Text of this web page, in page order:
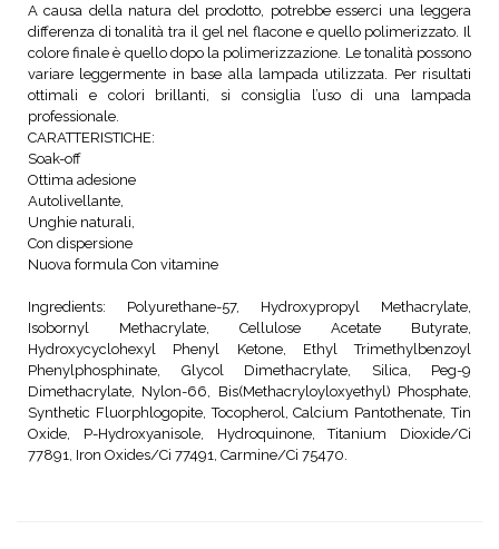
A causa della natura del prodotto, potrebbe esserci una leggera
differenza di tonalità tra il gel nel flacone e quello polimerizzato. Il
colore finale è quello dopo la polimerizzazione. Le tonalità possono
variare leggermente in base alla lampada utilizzata. Per risultati
ottimali e colori brillanti, si consiglia l’uso di una lampada
professionale.
CARATTERISTICHE:
Soak-off
Ottima adesione
Autolivellante,
Unghie naturali,
Con dispersione
Nuova formula Con vitamine
Ingredients: Polyurethane-57, Hydroxypropyl Methacrylate,
Isobornyl Methacrylate, Cellulose Acetate Butyrate,
Hydroxycyclohexyl Phenyl Ketone, Ethyl Trimethylbenzoyl
Phenylphosphinate, Glycol Dimethacrylate, Silica, Peg-9
Dimethacrylate, Nylon-66, Bis(Methacryloyloxyethyl) Phosphate,
Synthetic Fluorphlogopite, Tocopherol, Calcium Pantothenate, Tin
Oxide, P-Hydroxyanisole, Hydroquinone, Titanium Dioxide/Ci
77891, Iron Oxides/Ci 77491, Carmine/Ci 75470.